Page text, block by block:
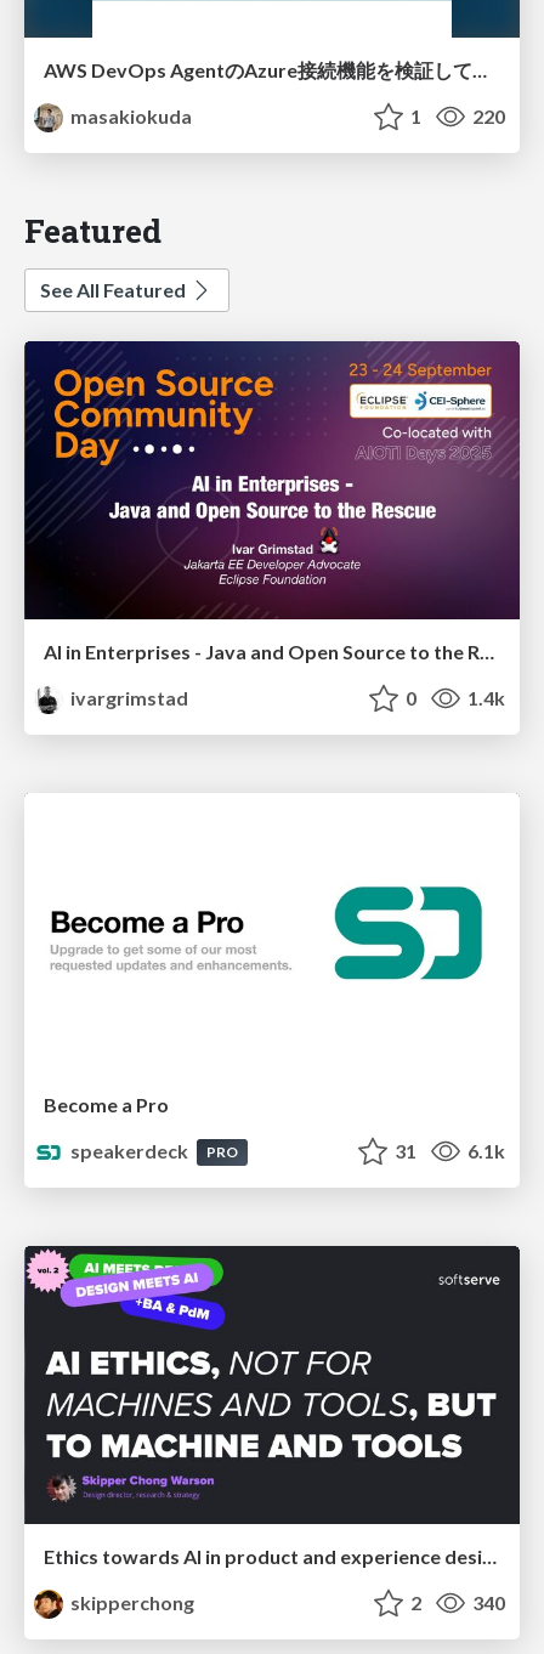
AWS DevOps AgentのAzure接続機能を検証して見えた活用法／Use Cases Verified for the AWS DevOps Agent's Azure Connectivity Feature
masakiokuda
1 220
Featured
See All Featured
AI in Enterprises - Java and Open Source to the Rescue
ivargrimstad
0 1.4k
Become a Pro
speakerdeck
PRO 31 6.1k
Ethics towards AI in product and experience design
skipperchong
2 340